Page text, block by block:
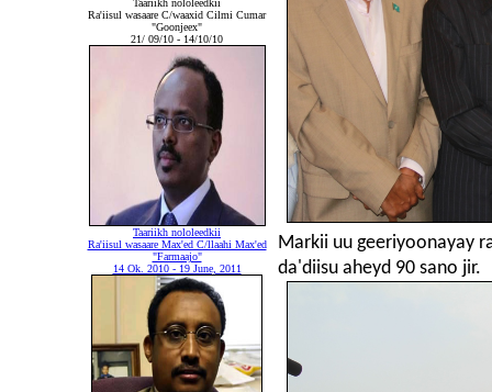
Taariikh nololeedkii
Ra'iisul wasaare C/waaxid Cilmi Cumar
"Goonjeex"
21/ 09/10 - 14/10/10
Taariikh nololeedkii
Ra'iisul wasaare Max'ed C/llaahi Max'ed
"Farmaajo"
14 Ok. 2010 - 19 June, 2011
Markii uu geeriyoonayay
da'diisu aheyd 90 sano jir.